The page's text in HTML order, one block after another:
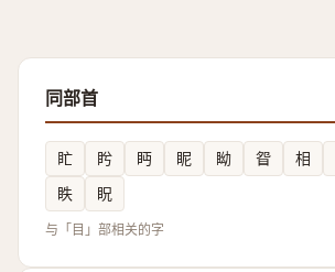
同部首
盳 盻 眄 眤 眑 眢 相
眣
眖
与「目」部相关的字